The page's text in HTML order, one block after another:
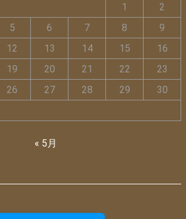
1
2
5 6 7 8
9
12 13 14 15
16
19 20 21 22
23
26 27 28 29
30
« 5月